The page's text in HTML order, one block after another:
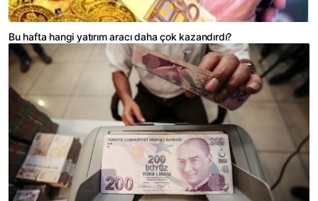
Bu hafta hangi yatırım aracı daha çok kazandırdı?